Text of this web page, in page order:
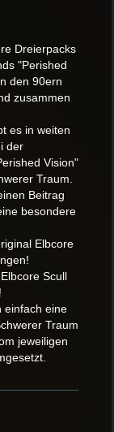
Dreierpacks
"Perished
den 90ern
zusammen
es in weiten
der
Vision"
Traum.
Beitrag
besondere
Elbcore
Scull
einfach eine
Traum
jeweiligen